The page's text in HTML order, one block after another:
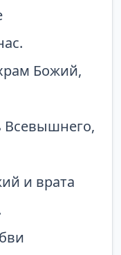
Божий,
Всевышнего,
и врата